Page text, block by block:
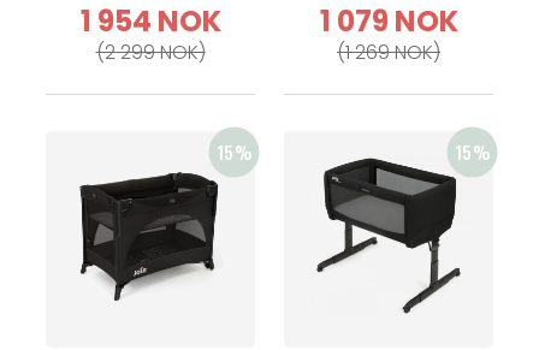
1 954 NOK
(2 299 NOK)
1 079 NOK
(1 269 NOK)